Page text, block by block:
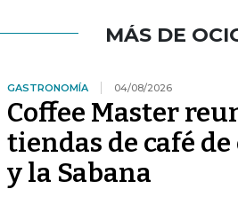
MÁS DE
GASTRONOMÍA 04/08/2026
Coffee Master
tiendas de café
y la Sabana